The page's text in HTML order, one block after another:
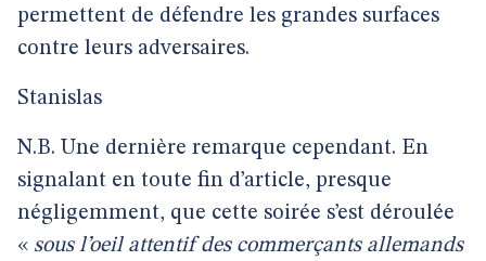
permettent de défendre les grandes surfaces
contre leurs adversaires.
Stanislas
N.B. Une dernière remarque cependant. En
signalant en toute fin d’article, presque
négligemment, que cette soirée s’est déroulée
« sous l’oeil attentif des commerçants allemands